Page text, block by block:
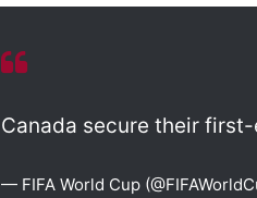
Canada secure their
— FIFA World Cup